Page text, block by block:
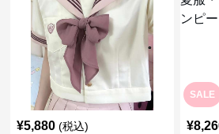
¥5,880 (税込)
SALE
¥